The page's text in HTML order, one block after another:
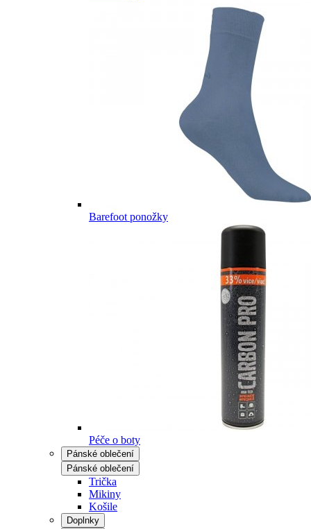
Barefoot ponožky
Péče o boty
Pánské oblečení
Pánské oblečení
Trička
Mikiny
Košile
Doplnky